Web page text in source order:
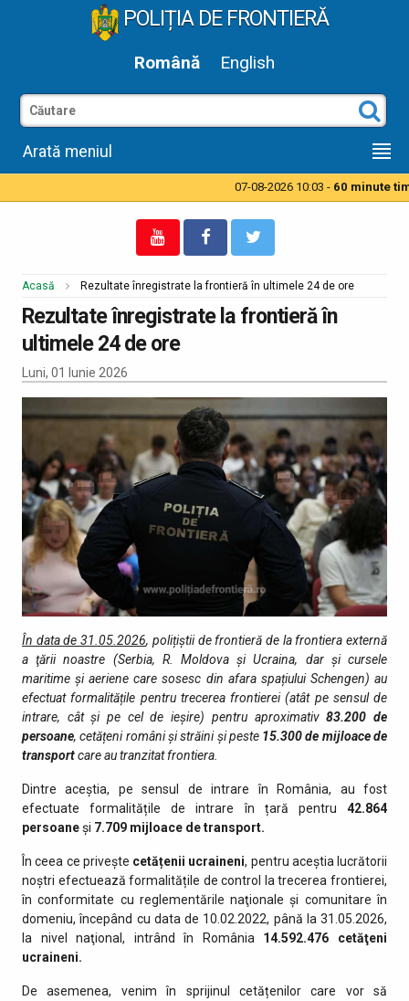
POLIȚIA DE FRONTIERĂ
Română English
Arată meniul
07-08-2026 10:03 -60 minute
Acasă Rezultate înregistrate la frontieră în ultimele 24 de ore
Rezultate înregistrate la frontieră în
ultimele 24 de ore
Luni, 01 Iunie 2026
În data de 31.05.2026, polițiștii de frontieră de la frontiera externă
a ţării noastre (Serbia, R. Moldova și Ucraina, dar și cursele
maritime și aeriene care sosesc din afara spațiului Schengen) au
efectuat formalitățile pentru trecerea frontierei (atât pe sensul de
intrare, cât şi pe cel de ieşire) pentru aproximativ83.200de
persoane, cetățeni români și străini şi peste 15.300de mijloace de
transportcare au tranzitat fro­ntiera.
Dintre aceștia, pe sensul de intrare în România, au fost
efectuate formalitățile de intrare în țară pentru 42.864
persoaneși 7.709 mijloace de transport.
În ceea ce privește cetățenii ucraineni, pentru aceștia lucrătorii
noștri efectuează formalitățile de control la trecerea frontierei,
în conformitate cu reglementările naţionale şi comunitare în
domeniu, începând cu data de 10.02.2022, până la 31.05.2026,
la nivel naţional, intrând în România 14.592.476 cetăţeni
ucraineni.
De asemenea, venim în sprijinul cetățenilor care vor să